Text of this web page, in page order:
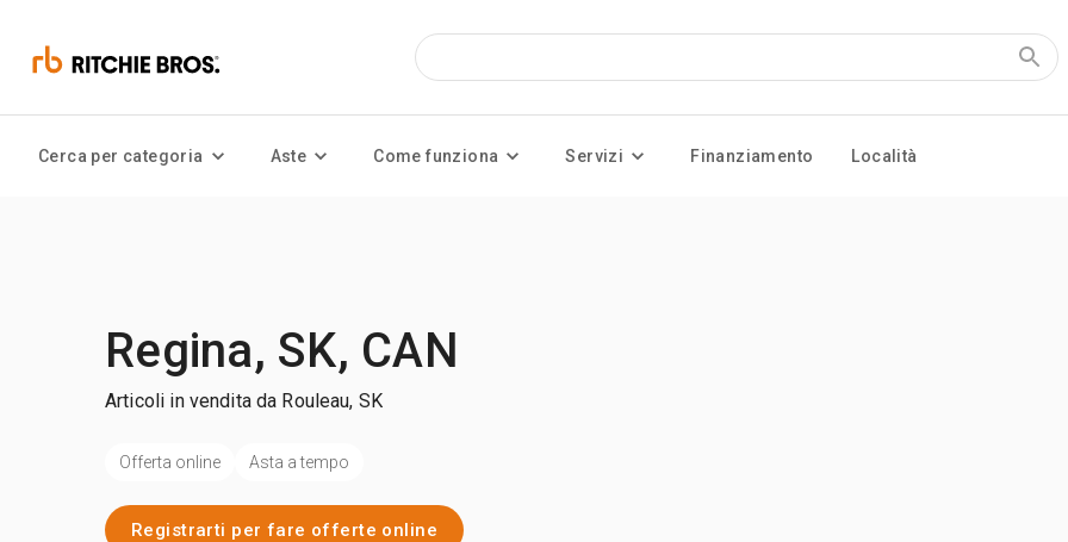
Cerca per categoria Aste Come funziona Servizi Finanziamento Località
Regina, SK, CAN
Articoli in vendita da Rouleau, SK
Offerta online Asta a tempo
Registrarti per fare offerte online